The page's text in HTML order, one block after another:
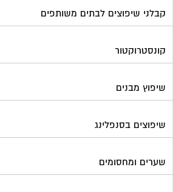
קבלני שיפוצים לבתים משותפים
קונסטרוקטור
שיפוץ מבנים
שיפוצים בסנפלינג
שערים ומחסומים